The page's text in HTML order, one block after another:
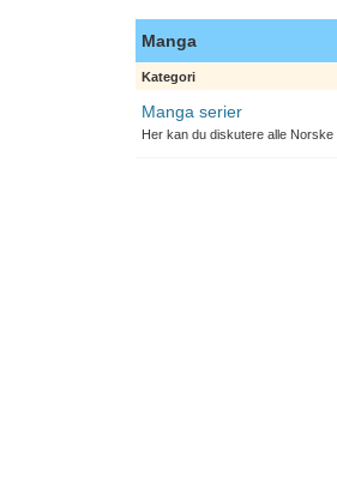
Manga
Kategori
Manga serier
Her kan du diskutere alle Norske